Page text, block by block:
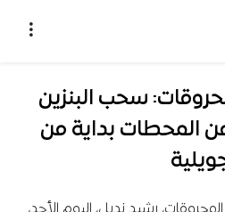
سحب البنزين
من المحطات بداية من